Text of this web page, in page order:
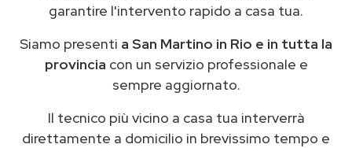
garantire l'intervento rapido a casa tua.
Siamo presenti a San Martino in Rio e in tutta la
provincia con un servizio professionale e
sempre aggiornato.
Il tecnico più vicino a casa tua interverrà
direttamente a domicilio in brevissimo tempo e